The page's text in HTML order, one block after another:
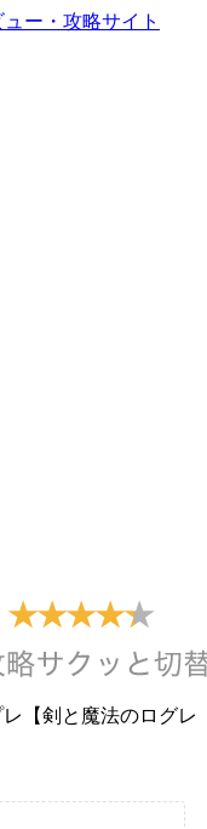
【剣と魔法のログレ